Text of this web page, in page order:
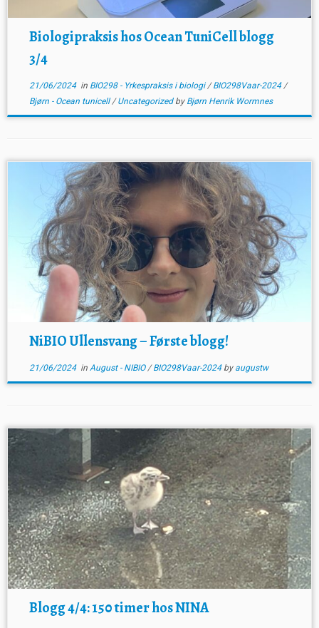
Biologipraksis hos Ocean TuniCell blogg
3/4
21/06/2024in BIO298 - Yrkespraksis i biologi/BIO298Vaar-2024/
Bjørn - Ocean tunicell/Uncategorized by Bjørn Henrik Wormnes
NiBIO Ullensvang – Første blogg!
21/06/2024in August - NIBIO/BIO298Vaar-2024 by augustw
Blogg 4/4: 150 timer hos NINA